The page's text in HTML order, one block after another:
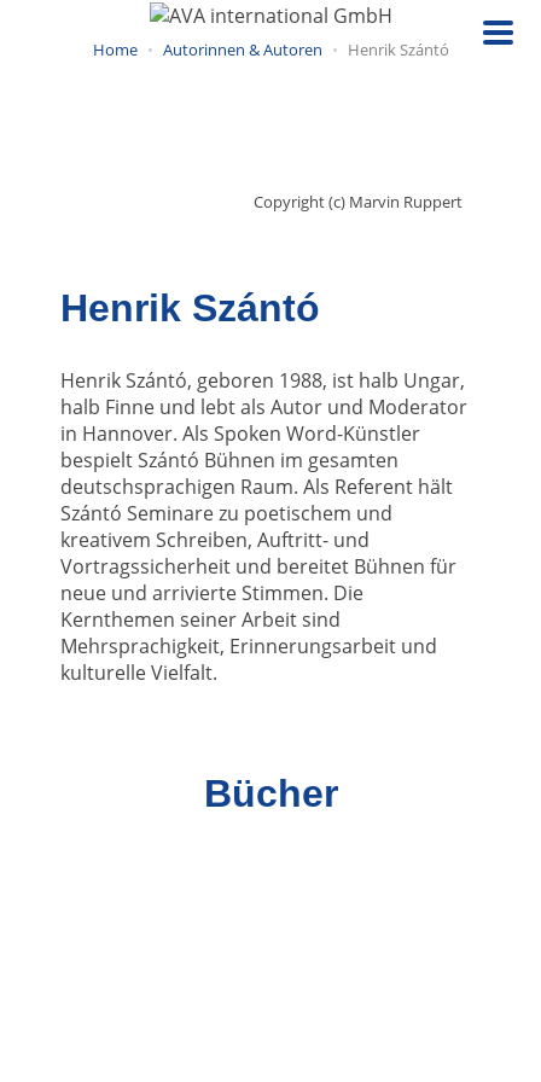
Home Autorinnen & Autoren Henrik Szántó
Copyright (c) Marvin Ruppert
Henrik Szántó
Henrik Szántó, geboren 1988, ist halb Ungar,
halb Finne und lebt als Autor und Moderator
in Hannover. Als Spoken Word-Künstler
bespielt Szántó Bühnen im gesamten
deutschsprachigen Raum. Als Referent hält
Szántó Seminare zu poetischem und
kreativem Schreiben, Auftritt- und
Vortragssicherheit und bereitet Bühnen für
neue und arrivierte Stimmen. Die
Kernthemen seiner Arbeit sind
Mehrsprachigkeit, Erinnerungsarbeit und
kulturelle Vielfalt.
Bücher